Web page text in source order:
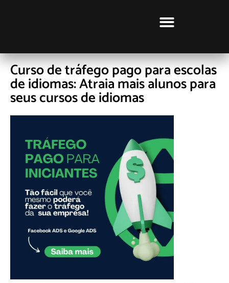
Curso de tráfego pago para escolas
de idiomas: Atraia mais alunos para
seus cursos de idiomas